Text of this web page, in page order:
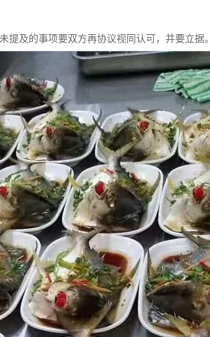
提及的事项要双方再协议视同认可，并要立据。